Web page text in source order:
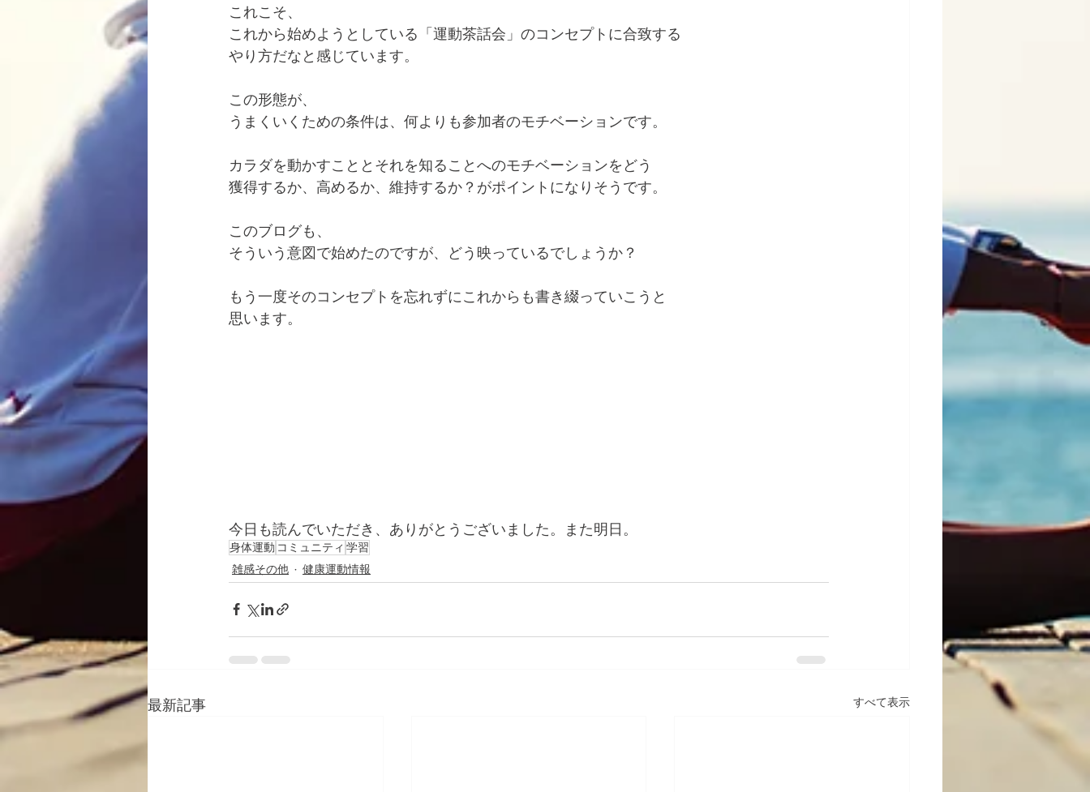
これこそ、
これから始めようとしている「運動茶話会」のコンセプトに合致する
やり方だなと感じています。
この形態が、
うまくいくための条件は、何よりも参加者のモチベーションです。
カラダを動かすこととそれを知ることへのモチベーションをどう
獲得するか、高めるか、維持するか？がポイントになりそうです。
このブログも、
そういう意図で始めたのですが、どう映っているでしょうか？
もう一度そのコンセプトを忘れずにこれからも書き綴っていこうと
思います。
今日も読んでいただき、ありがとうございました。また明日。
身体運動 コミュニティ 学習
雑感その他
健康運動情報
最新記事 すべて表示